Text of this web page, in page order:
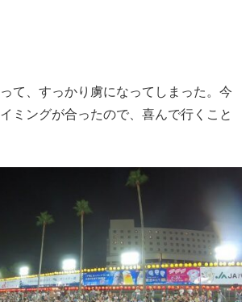
て、すっかり虜になってしまった。今
ミングが合ったので、喜んで行くこと